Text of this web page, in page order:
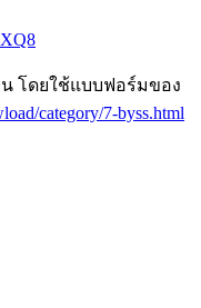
โดยใช้แบบฟอร์มของ
category/7-byss.html